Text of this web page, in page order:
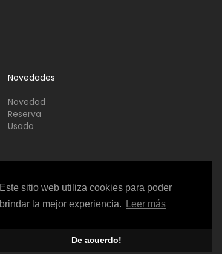
Este sitio web utiliza cookies para poder
brindar la mejor experiencia.
Leer más
De acuerdo!
Novedades
Novedad
Reserva
Usado